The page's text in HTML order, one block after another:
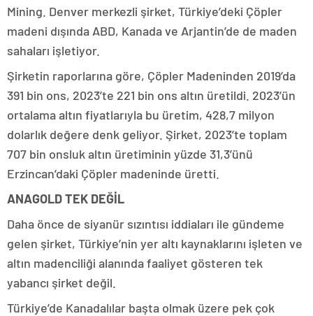
Mining. Denver merkezli şirket, Türkiye’deki Çöpler
madeni dışında ABD, Kanada ve Arjantin’de de maden
sahaları işletiyor.
Şirketin raporlarına göre, Çöpler Madeninden 2019’da
391 bin ons, 2023’te 221 bin ons altın üretildi. 2023’ün
ortalama altın fiyatlarıyla bu üretim, 428,7 milyon
dolarlık değere denk geliyor. Şirket, 2023’te toplam
707 bin onsluk altın üretiminin yüzde 31,3’ünü
Erzincan’daki Çöpler madeninde üretti.
ANAGOLD TEK DEĞİL
Daha önce de siyanür sızıntısı iddiaları ile gündeme
gelen şirket, Türkiye’nin yer altı kaynaklarını işleten ve
altın madenciliği alanında faaliyet gösteren tek
yabancı şirket değil.
Türkiye’de Kanadalılar başta olmak üzere pek çok